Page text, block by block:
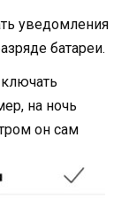
уведомления
батареи.
на ночь
он сам